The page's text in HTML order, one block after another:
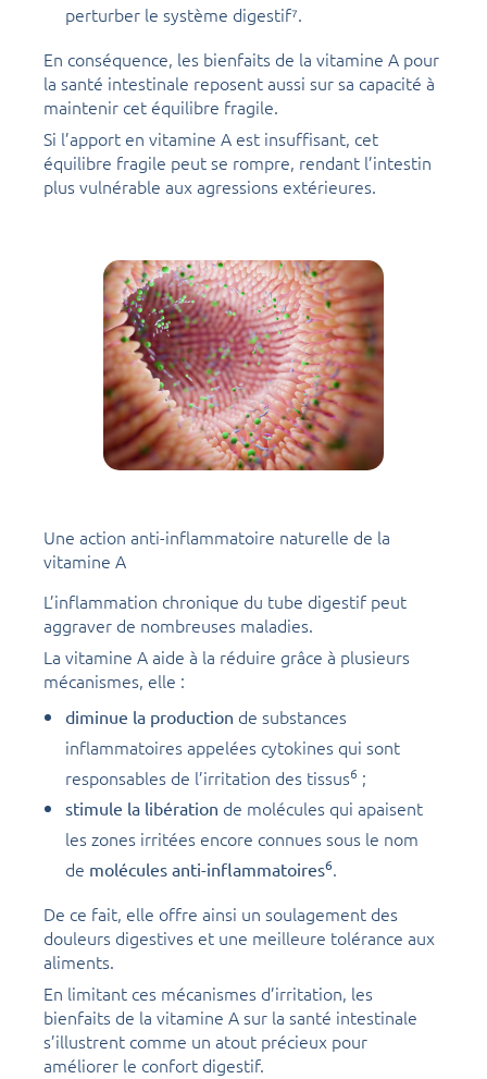
perturber le système digestif⁷.
En conséquence, les bienfaits de la vitamine A pour
la santé intestinale reposent aussi sur sa capacité à
maintenir cet équilibre fragile.
Si l’apport en vitamine A est insuffisant, cet
équilibre fragile peut se rompre, rendant l’intestin
plus vulnérable aux agressions extérieures.
Une action anti-inflammatoire naturelle de la
vitamine A
L’inflammation chronique du tube digestif peut
aggraver de nombreuses maladies.
La vitamine A aide à la réduire grâce à plusieurs
mécanismes, elle :
diminue la production de substances
inflammatoires appelées cytokines qui sont
responsables de l’irritation des tissus6 ;
stimule la libération de molécules qui apaisent
les zones irritées encore connues sous le nom
de molécules anti-inflammatoires6.
De ce fait, elle offre ainsi un soulagement des
douleurs digestives et une meilleure tolérance aux
aliments.
En limitant ces mécanismes d’irritation, les
bienfaits de la vitamine A sur la santé intestinale
s’illustrent comme un atout précieux pour
améliorer le confort digestif.